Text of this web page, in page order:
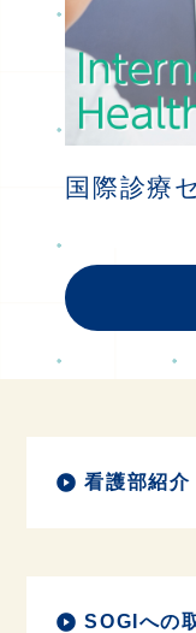
国際診療
看護部紹介
SOGIへの